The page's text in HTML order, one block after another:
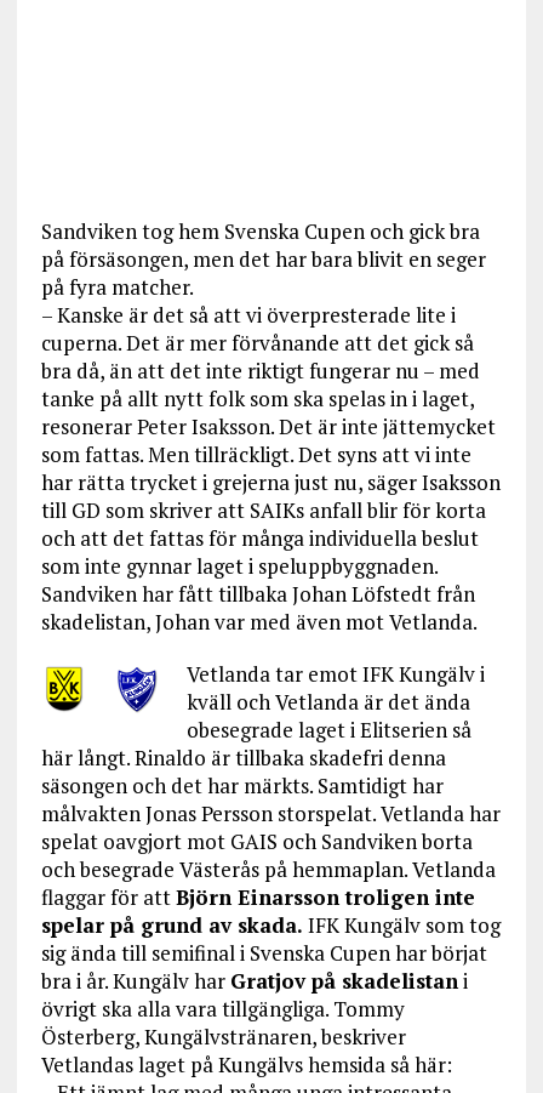
Sandviken tog hem Svenska Cupen och gick bra
på försäsongen, men det har bara blivit en seger
på fyra matcher.
– Kanske är det så att vi överpresterade lite i
cuperna. Det är mer förvånande att det gick så
bra då, än att det inte riktigt fungerar nu – med
tanke på allt nytt folk som ska spelas in i laget,
resonerar Peter Isaksson. Det är inte jättemycket
som fattas. Men tillräckligt. Det syns att vi inte
har rätta trycket i grejerna just nu, säger Isaksson
till GD som skriver att SAIKs anfall blir för korta
och att det fattas för många individuella beslut
som inte gynnar laget i speluppbyggnaden.
Sandviken har fått tillbaka Johan Löfstedt från
skadelistan, Johan var med även mot Vetlanda.
Vetlanda tar emot IFK Kungälv i
kväll och Vetlanda är det ända
obesegrade laget i Elitserien så
här långt. Rinaldo är tillbaka skadefri denna
säsongen och det har märkts. Samtidigt har
målvakten Jonas Persson storspelat. Vetlanda har
spelat oavgjort mot GAIS och Sandviken borta
och besegrade Västerås på hemmaplan. Vetlanda
flaggar för attBjörn Einarsson troligen inte
spelar på grund av skada. IFK Kungälv som tog
sig ända till semifinal i Svenska Cupen har börjat
bra i år. Kungälv har Gratjov på skadelistani
övrigt ska alla vara tillgängliga. Tommy
Österberg, Kungälvstränaren, beskriver
Vetlandas laget på Kungälvs hemsida så här: